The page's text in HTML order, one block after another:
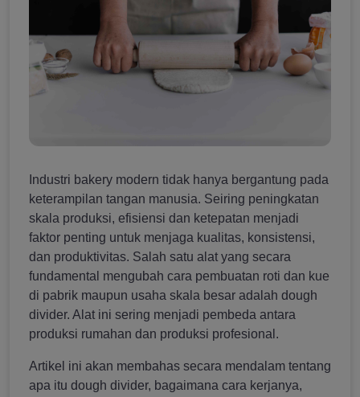
Industri bakery modern tidak hanya bergantung pada
keterampilan tangan manusia. Seiring peningkatan
skala produksi, efisiensi dan ketepatan menjadi
faktor penting untuk menjaga kualitas, konsistensi,
dan produktivitas. Salah satu alat yang secara
fundamental mengubah cara pembuatan roti dan kue
di pabrik maupun usaha skala besar adalah dough
divider. Alat ini sering menjadi pembeda antara
produksi rumahan dan produksi profesional.
Artikel ini akan membahas secara mendalam tentang
apa itu dough divider, bagaimana cara kerjanya,